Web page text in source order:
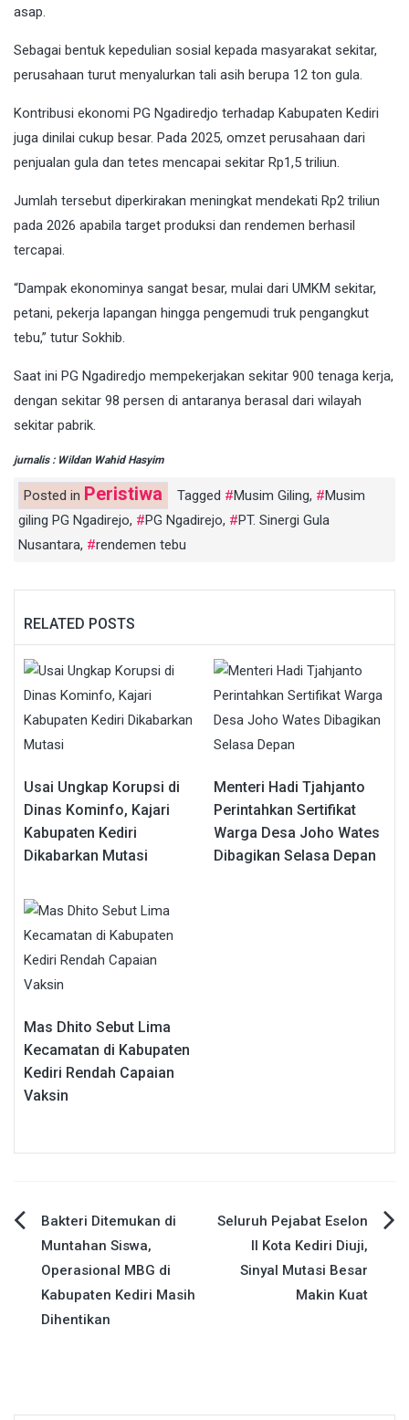
asap.
Sebagai bentuk kepedulian sosial kepada masyarakat sekitar,
perusahaan turut menyalurkan tali asih berupa 12 ton gula.
Kontribusi ekonomi PG Ngadiredjo terhadap Kabupaten Kediri
juga dinilai cukup besar. Pada 2025, omzet perusahaan dari
penjualan gula dan tetes mencapai sekitar Rp1,5 triliun.
Jumlah tersebut diperkirakan meningkat mendekati Rp2 triliun
pada 2026 apabila target produksi dan rendemen berhasil
tercapai.
“Dampak ekonominya sangat besar, mulai dari UMKM sekitar,
petani, pekerja lapangan hingga pengemudi truk pengangkut
tebu,” tutur Sokhib.
Saat ini PG Ngadiredjo mempekerjakan sekitar 900 tenaga kerja,
dengan sekitar 98 persen di antaranya berasal dari wilayah
sekitar pabrik.
jurnalis : Wildan Wahid Hasyim
Posted in Peristiwa Tagged Musim Giling,
Musim
giling PG Ngadirejo, PG Ngadirejo,
PT. Sinergi Gula
Nusantara, rendemen tebu
RELATED POSTS
Usai Ungkap Korupsi di
Dinas Kominfo, Kajari
Kabupaten Kediri
Dikabarkan Mutasi
Menteri Hadi Tjahjanto
Perintahkan Sertifikat
Warga Desa Joho Wates
Dibagikan Selasa Depan
Mas Dhito Sebut Lima
Kecamatan di Kabupaten
Kediri Rendah Capaian
Vaksin
Navigasi
pos
Bakteri Ditemukan di
Muntahan Siswa,
Operasional MBG di
Kabupaten Kediri Masih
Dihentikan
Seluruh Pejabat Eselon
II Kota Kediri Diuji,
Sinyal Mutasi Besar
Makin Kuat